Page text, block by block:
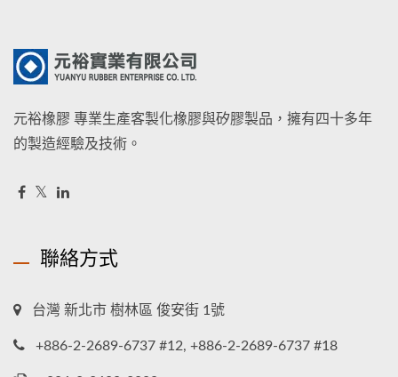
元裕橡膠 專業生產客製化橡膠與矽膠製品，擁有四十多年
的製造經驗及技術。
聯絡方式
台灣 新北市 樹林區 俊安街 1號
+886-2-2689-6737 #12, +886-2-2689-6737 #18